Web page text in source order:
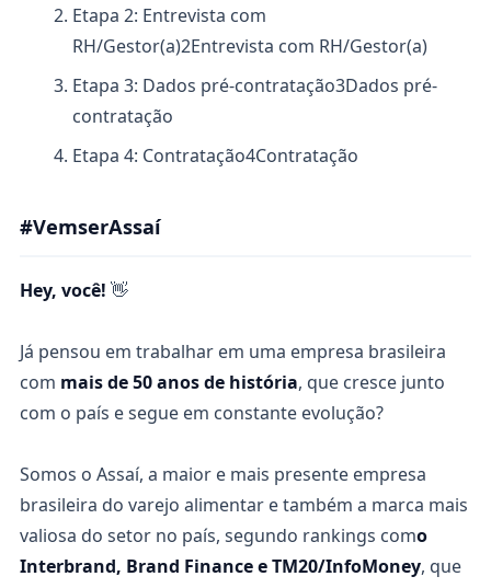
Etapa 2: Entrevista com
RH/Gestor(a)2Entrevista com RH/Gestor(a)
Etapa 3: Dados pré-contratação3Dados pré-
contratação
Etapa 4: Contratação4Contratação
#VemserAssaí
Hey, você! 👋
Já pensou em trabalhar em uma empresa brasileira
com mais de 50 anos de história, que cresce junto
com o país e segue em constante evolução?
Somos o Assaí, a maior e mais presente empresa
brasileira do varejo alimentar e também a marca mais
valiosa do setor no país, segundo rankings como
Interbrand, Brand Finance e TM20/InfoMoney, que